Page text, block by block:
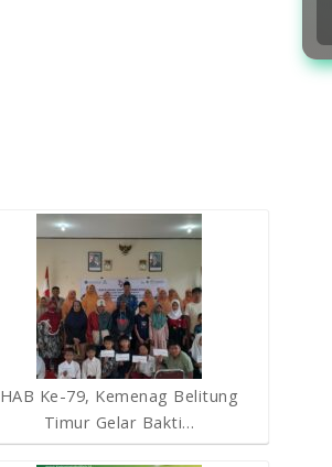
HAB Ke-79, Kemenag Belitung
Timur Gelar Bakti…